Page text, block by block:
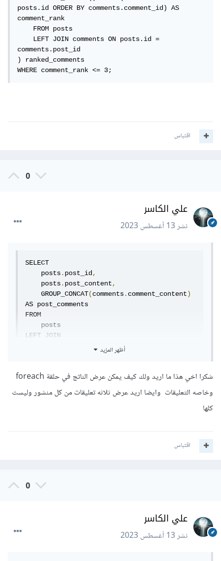
posts.id ORDER BY comments.comment_id) AS
comment_rank
    FROM posts
    LEFT JOIN comments ON posts.id =
comments.post_id
) ranked_comments
WHERE comment_rank <= 3;
اقتباس
0
علي الكاسر
نشر13 أغسطس 2023
SELECT
    posts
.post_id,
    posts
.post_content,
    GROUP_CONCAT
(comments.comment_content)
AS post_comments
FROM
    posts
LEFT JOIN
. post_id
    posts
.post_id, posts .post_content ;
أظهر المزيد
شكرا اخي هذا ما اريد ولك كيف يمكن عرض الناتج في حلقة foreach
وخاصه التعليقات وايضا اريد عرض ثلاثه تعليقات من كل منشور وليست
كلها
اقتباس
0
علي الكاسر
نشر13 أغسطس 2023